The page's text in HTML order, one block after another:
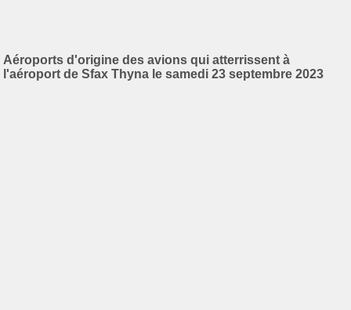
Aéroports d'origine des avions qui atterrissent à
l'aéroport de Sfax Thyna le samedi 23 septembre 2023